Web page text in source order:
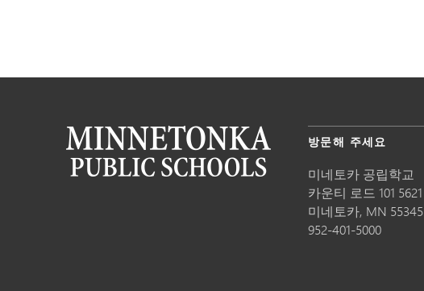
방문해 주세요
미네토카 공립학교
카운티 로드 101 5621
미네토카, MN 55345
952-401-5000